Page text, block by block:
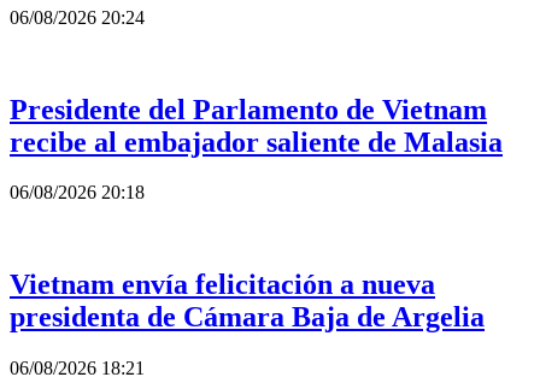
06/08/2026 20:24
Presidente del Parlamento de Vietnam
recibe al embajador saliente de Malasia
06/08/2026 20:18
Vietnam envía felicitación a nueva
presidenta de Cámara Baja de Argelia
06/08/2026 18:21